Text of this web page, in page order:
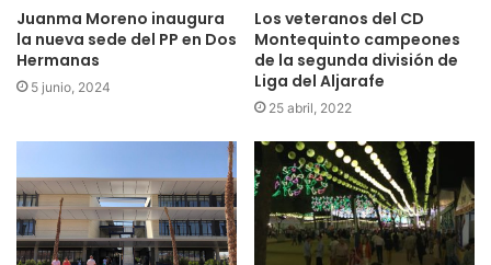
Juanma Moreno inaugura
la nueva sede del PP en Dos
Hermanas
5 junio, 2024
Los veteranos del CD
Montequinto campeones
de la segunda división de
Liga del Aljarafe
25 abril, 2022